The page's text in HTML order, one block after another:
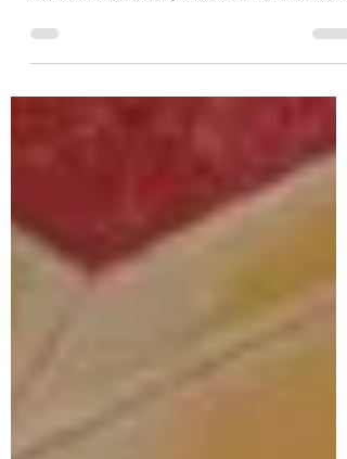
mântuirea omului și slava lui Dumnezeu.
Sfântul Irineu de Lyon ne spune : «
Precum Eva, prin neascultare, s-a făcut
întreg neamul omenesc, la fel Fecioara
Maria, prin ascultare, s-a făcut pricină de
mântuire pentru ea însăși și pentru întreg
neamul omenesc » (Împotriva ereziilor III,
22, 4). Ea devine Maica lui Dumnezeu, a
Fiului Celui Veșnic, prin care